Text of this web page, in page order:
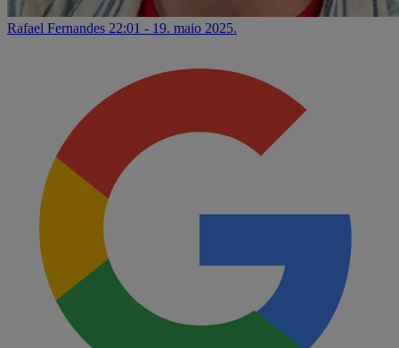
Rafael Fernandes 22:01 - 19. maio 2025.